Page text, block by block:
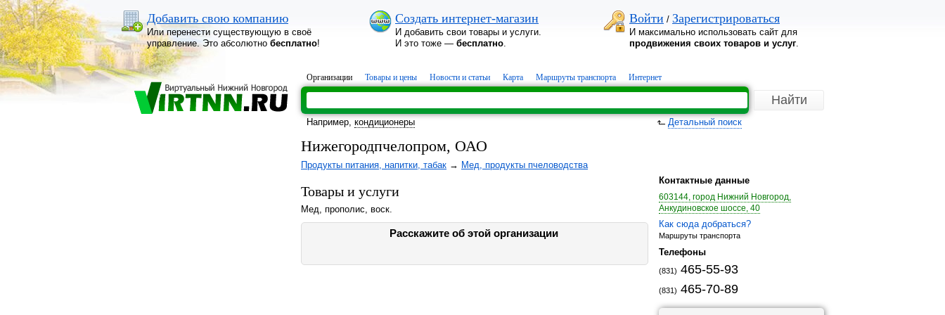
Добавить свою компанию
Или перенести существующую в своё
управление. Это абсолютно бесплатно!
Создать интернет-магазин
И добавить свои товары и услуги.
И это тоже — бесплатно.
Войти / Зарегистрироваться
И максимально использовать сайт для
продвижения своих товаров и услуг.
Организации Товары и цены Новости и статьи Карта Маршруты транспорта Интернет
Например, кондиционеры Детальный поиск
Нижегородпчелопром, ОАО
Продукты питания, напитки, табак → Мед, продукты пчеловодства
Товары и услуги
Мед, прополис, воск.
Расскажите об этой организации
Контактные данные
603144, город Нижний Новгород,
Анкудиновское шоссе, 40
Как сюда добраться?
Маршруты транспорта
Телефоны
(831) 465-55-93
(831) 465-70-89